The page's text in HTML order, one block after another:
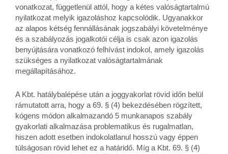
vonatkozat, függetlenül attól, hogy a kétes valóságtartalmú
nyilatkozat melyik igazoláshoz kapcsolódik. Ugyanakkor
az alapos kétség fennállásának jogszabályi követelménye
és a szabályozás jogalkotói célja is csak azon igazolás
benyújtására vonatkozó felhívást indokol, amely igazolás
szükséges a nyilatkozat valóságtartalmának
megállapításához.
A Kbt. hatálybalépése után a joggyakorlat rövid időn belül
rámutatott arra, hogy a 69. § (4) bekezdésében rögzített,
kógens módon alkalmazandó 5 munkanapos szabály
gyakorlati alkalmazása problematikus és rugalmatlan,
hiszen adott esetben indokolatlanul hosszú vagy éppen
túlságosan rövid lehet ez a határidő. Míg a Kbt. 69. § (4)